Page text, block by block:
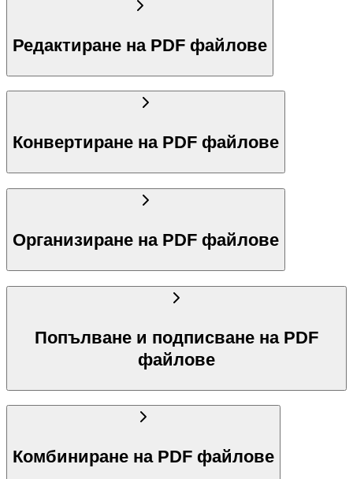
Редактиране на PDF файлове
Конвертиране на PDF файлове
Организиране на PDF файлове
Попълване и подписване на PDF
файлове
Комбиниране на PDF файлове